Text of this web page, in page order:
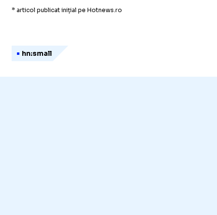
* articol publicat inițial pe Hotnews.ro
hn:small